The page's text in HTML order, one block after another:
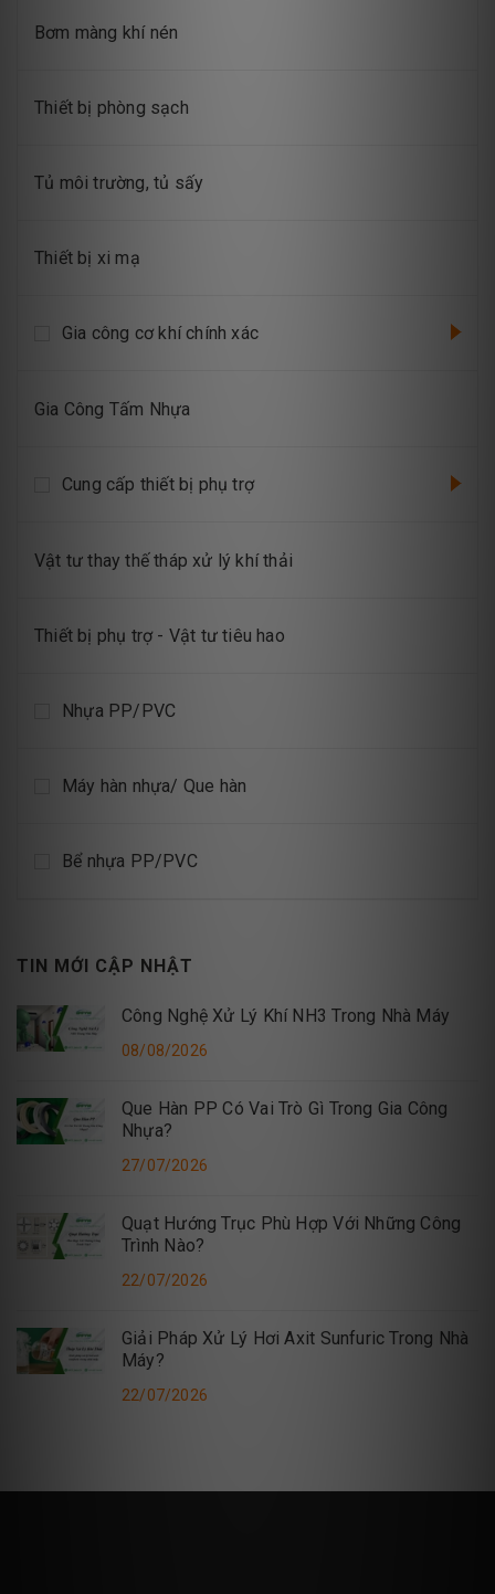
Bơm màng khí nén
Thiết bị phòng sạch
Tủ môi trường, tủ sấy
Thiết bị xi mạ
Gia công cơ khí chính xác
Gia Công Tấm Nhựa
Cung cấp thiết bị phụ trợ
Vật tư thay thế tháp xử lý khí thải
Thiết bị phụ trợ - Vật tư tiêu hao
Nhựa PP/PVC
Máy hàn nhựa/ Que hàn
Bể nhựa PP/PVC
TIN MỚI CẬP NHẬT
Công Nghệ Xử Lý Khí NH3 Trong Nhà Máy
08/08/2026
Que Hàn PP Có Vai Trò Gì Trong Gia Công
Nhựa?
27/07/2026
Quạt Hướng Trục Phù Hợp Với Những Công
Trình Nào?
22/07/2026
Giải Pháp Xử Lý Hơi Axit Sunfuric Trong Nhà
Máy?
22/07/2026